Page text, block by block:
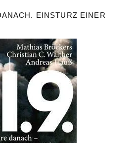
EINSTURZ EINER